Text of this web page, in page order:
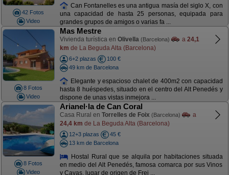
42 Fotos
Video
Can Fontanelles es una antigua masía del siglo X, con
una capacidad de hasta 25 personas, equipada para
grandes grupos de amigos o varias fa ...
8 Fotos
Video
Mas Mestre
Vivienda turística en Olivella (Barcelona) a 24,1
km de La Beguda Alta (Barcelona)
6+2 plazas
100 €
49 km de Barcelona
Elegante y espacioso chalet de 400m2 con capacidad
hasta 8 huéspedes, situado en el centro del Alt Penedés y
dispone de unas vistas inmejora ...
8 Fotos
Video
Arianel·la de Can Coral
Casa Rural en Torrelles de Foix (Barcelona)
a
24,4 km de La Beguda Alta (Barcelona)
12+3 plazas
45 €
13 km de Barcelona
Hostal Rural que se alquila por habitaciones situada
en medio del Alt Penedés, famosa comarca por sus Vinos
y Cavas, lugar de origen de Frei ...